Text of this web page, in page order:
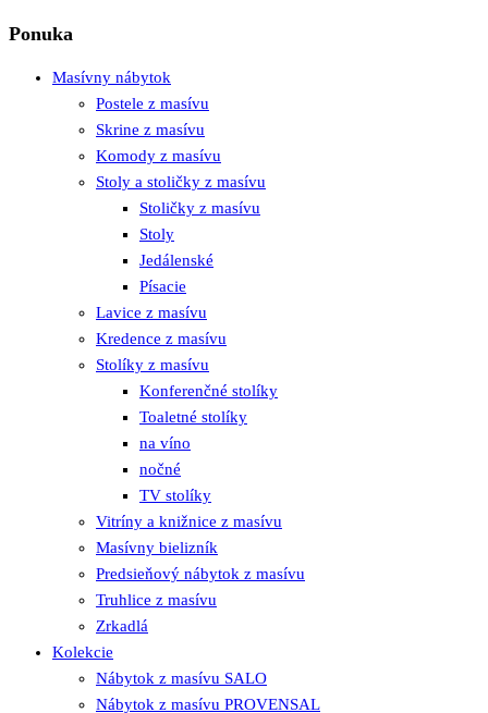
Ponuka
Masívny nábytok
Postele z masívu
Skrine z masívu
Komody z masívu
Stoly a stoličky z masívu
Stoličky z masívu
Stoly
Jedálenské
Písacie
Lavice z masívu
Kredence z masívu
Stolíky z masívu
Konferenčné stolíky
Toaletné stolíky
na víno
nočné
TV stolíky
Vitríny a knižnice z masívu
Masívny bielizník
Predsieňový nábytok z masívu
Truhlice z masívu
Zrkadlá
Kolekcie
Nábytok z masívu SALO
Nábytok z masívu PROVENSAL